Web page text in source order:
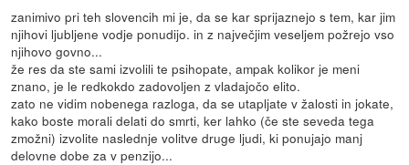
zanimivo pri teh slovencih mi je, da se kar sprijaznejo s tem, kar jim
njihovi ljubljene vodje ponudijo. in z največjim veseljem požrejo vso
njihovo govno...
že res da ste sami izvolili te psihopate, ampak kolikor je meni
znano, je le redkokdo zadovoljen z vladajočo elito.
zato ne vidim nobenega razloga, da se utapljate v žalosti in jokate,
kako boste morali delati do smrti, ker lahko (če ste seveda tega
zmožni) izvolite naslednje volitve druge ljudi, ki ponujajo manj
delovne dobe za v penzijo...